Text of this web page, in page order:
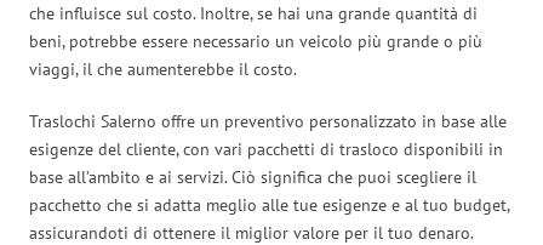
che influisce sul costo. Inoltre, se hai una grande quantità di
beni, potrebbe essere necessario un veicolo più grande o più
viaggi, il che aumenterebbe il costo.
Traslochi Salerno offre un preventivo personalizzato in base alle
esigenze del cliente, con vari pacchetti di trasloco disponibili in
base all’ambito e ai servizi. Ciò significa che puoi scegliere il
pacchetto che si adatta meglio alle tue esigenze e al tuo budget,
assicurandoti di ottenere il miglior valore per il tuo denaro.